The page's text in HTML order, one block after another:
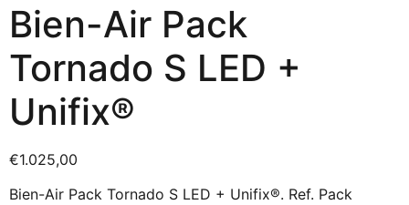
Bien-Air Pack
Tornado S LED +
Unifix®
€1.025,00
Bien-Air Pack Tornado S LED + Unifix®. Ref. Pack